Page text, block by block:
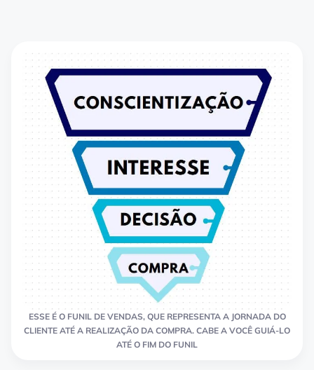
ESSE É O FUNIL DE VENDAS, QUE REPRESENTA A JORNADA DO
CLIENTE ATÉ A REALIZAÇÃO DA COMPRA. CABE A VOCÊ GUIÁ-LO
ATÉ O FIM DO FUNIL